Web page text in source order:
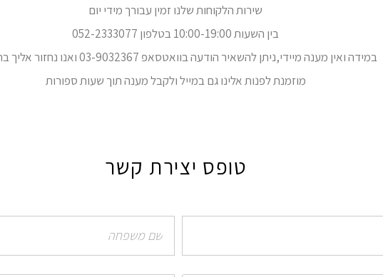
שירות הלקוחות שלנו זמין עבורך מידי יום
בין השעות 10:00-19:00 בטלפון 052-2333077
במידה ואין מענה מיידי,ניתן להשאיר הודעה בוואטסאפ 03-9032367 ואנו נחזור אליך בהקדם.
מוזמנת לפנות אלינו גם במייל ולקבל מענה תוך שעות ספורות
טופס יצירת קשר